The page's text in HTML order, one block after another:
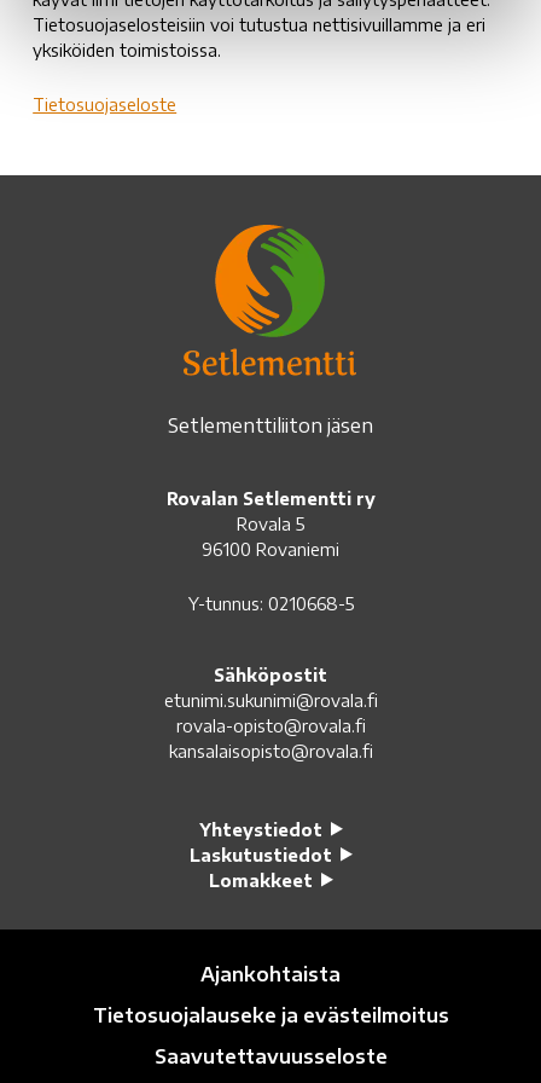
Tietosuojaselosteisiin voi tutustua nettisivuillamme ja eri
yksiköiden toimistoissa.
Tietosuojaseloste
Setlementtiliiton jäsen
Rovalan Setlementti ry
Rovala 5
96100 Rovaniemi
Y-tunnus: 0210668-5
Sähköpostit
etunimi.sukunimi@rovala.fi
rovala-opisto@rovala.fi
kansalaisopisto@rovala.fi
Yhteystiedot
Laskutustiedot
Lomakkeet
Ajankohtaista
Tietosuojalauseke ja evästeilmoitus
Saavutettavuusseloste